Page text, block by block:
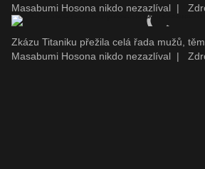
Masabumi Hosona nikdo nezazlíval |
Zkázu Titaniku přežila celá řada mužů,
Masabumi Hosona nikdo nezazlíval |